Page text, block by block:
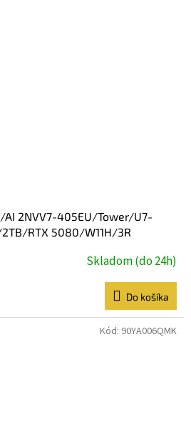
AI 2NVV7-405EU/Tower/U7-
RTX 5080/W11H/3R
Skladom (do 24h)
Do košíka
Kód: 90YA006QMK